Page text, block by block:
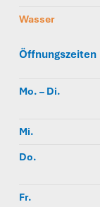
Wasser
Öffnungszeiten
Mo. – Di.
Mi.
Do.
Fr.